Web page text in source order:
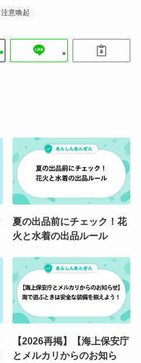
注意喚起
夏の出品前にチェック！花
火と水着の出品ルール
【2026再掲】【海上保安庁
とメルカリからのお知ら